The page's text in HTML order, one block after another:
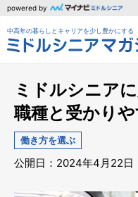
powered by
中高年の暮らしとキャリアを少し豊かにする
ミドルシニア
職種と受かり
働き方を選ぶ
公開日：2024年4月22日